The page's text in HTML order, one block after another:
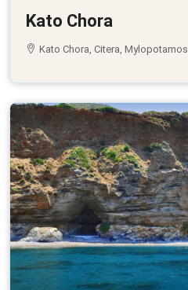
Kato Chora
Kato Chora, Citera, Mylopotamos